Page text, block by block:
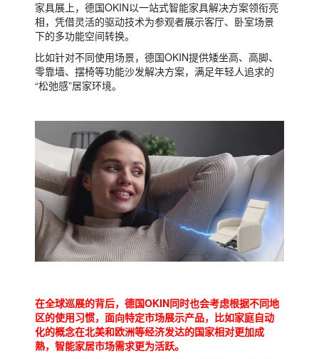
家具展上，德国OKIN以一站式智能家具解决方案领衔亮
相，凭借灵活的驱动技术为参观者展示客厅、卧室场景
下的多功能空间转换。
比如针对不同使用场景，德国OKIN提供矮坐高、高脚、
零靠墙、摆椅等功能沙发解决方案，满足年轻人追求的
“松弛感”居家环境。
在全球巡展的背后，德国OKIN同时也会考虑根据不同地
区的使用习惯，面向特定市场展示产品，比如家庭自动
化的概念在北美和欧洲等经济发达的国家相对更加成
熟，智能家居市场需求更为活跃。